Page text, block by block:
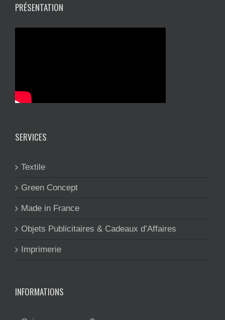
PRÉSENTATION
SERVICES
Textile
Green Concept
Made in France
Objets Publicitaires & Cadeaux d’Affaires
Imprimerie
INFORMATIONS